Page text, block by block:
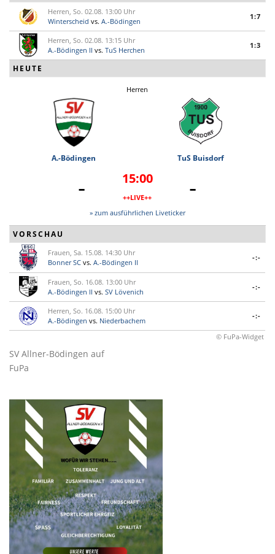
Herren, So. 02.08. 13:00 Uhr
Winterscheid vs. A.-Bödingen
1:7
Herren, So. 02.08. 13:15 Uhr
A.-Bödingen II vs. TuS Herchen
1:3
HEUTE
Herren
A.-Bödingen TuS Buisdorf
- 15:00
++LIVE++ -
» zum ausführlichen Liveticker
VORSCHAU
Frauen, Sa. 15.08. 14:30 Uhr
Bonner SC vs. A.-Bödingen II
-:-
Frauen, So. 16.08. 13:00 Uhr
A.-Bödingen II vs. SV Lövenich
-:-
Herren, So. 16.08. 15:00 Uhr
A.-Bödingen vs. Niederbachem
-:-
© FuPa-Widget
SV Allner-Bödingen auf
FuPa